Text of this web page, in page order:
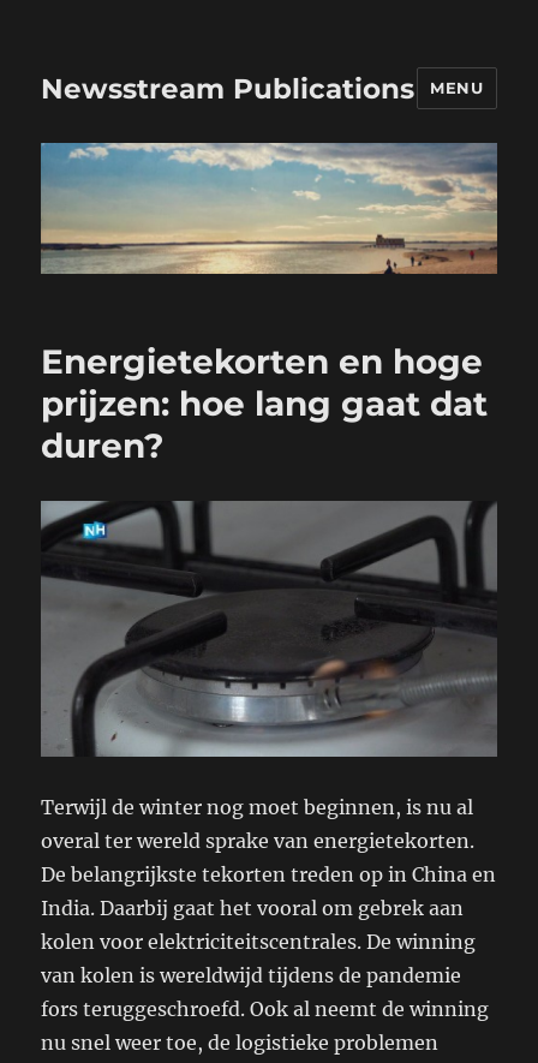
Newsstream Publications MENU
Energietekorten en hoge
prijzen: hoe lang gaat dat
duren?
Terwijl de winter nog moet beginnen, is nu al
overal ter wereld sprake van energietekorten.
De belangrijkste tekorten treden op in China en
India. Daarbij gaat het vooral om gebrek aan
kolen voor elektriciteitscentrales. De winning
van kolen is wereldwijd tijdens de pandemie
fors teruggeschroefd. Ook al neemt de winning
nu snel weer toe, de logistieke problemen